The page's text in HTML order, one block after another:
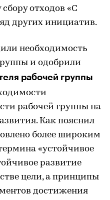
отходов «С
других инициатив.
необходимость
и одобрили
рабочей группы
рабочей группы на
Как пояснил
более широким
«устойчивое
развитие
цели, а принципы
достижения